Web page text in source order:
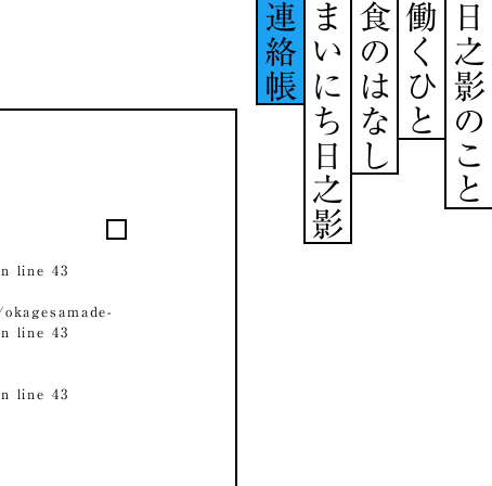
日之影のこと
働くひと
食のはなし
まいにち日之影
連絡帳
line 43
line 43
line 43